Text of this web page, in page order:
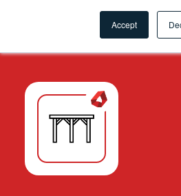
Accept